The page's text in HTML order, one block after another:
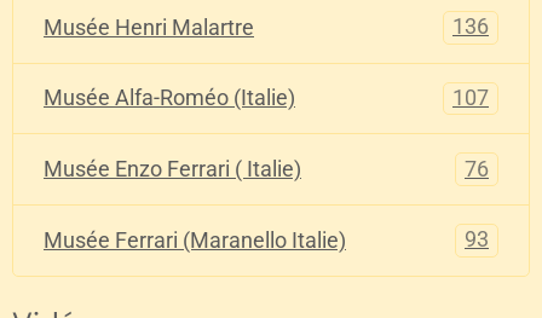
Musée Henri Malartre 136
Musée Alfa-Roméo (Italie) 107
Musée Enzo Ferrari ( Italie) 76
Musée Ferrari (Maranello Italie) 93